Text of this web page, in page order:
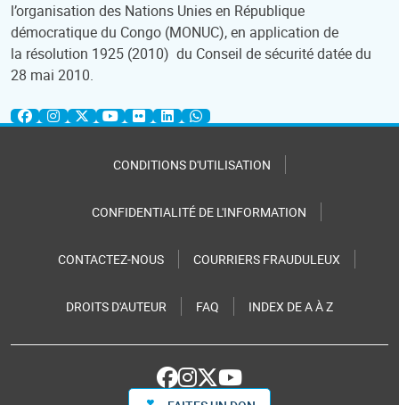
l’organisation des Nations Unies en République
démocratique du Congo (MONUC), en application de
la résolution 1925 (2010) du Conseil de sécurité datée du
28 mai 2010.
CONDITIONS D'UTILISATION
CONFIDENTIALITÉ DE L'INFORMATION
CONTACTEZ-NOUS COURRIERS FRAUDULEUX
DROITS D'AUTEUR FAQ INDEX DE A À Z